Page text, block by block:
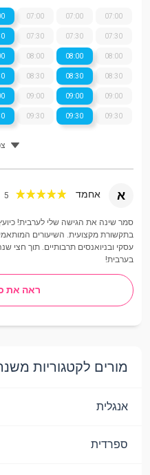
07:00
07:30
08:00
08:30
09:00
09:30
07:00
07:30
08:00
08:30
09:00
09:30
07:00
07:30
08:00
08:30
09:00
09:30
א אחמד 5
סמר שינה את הגישה שלי לערבית!
בתקשורת מקצועית. השיעורים
עסקי ובניואנסים תרבותיים. תוך חצי
בערבית!
ראה את
מורים לקטגוריות
אנגלית
ספרדית